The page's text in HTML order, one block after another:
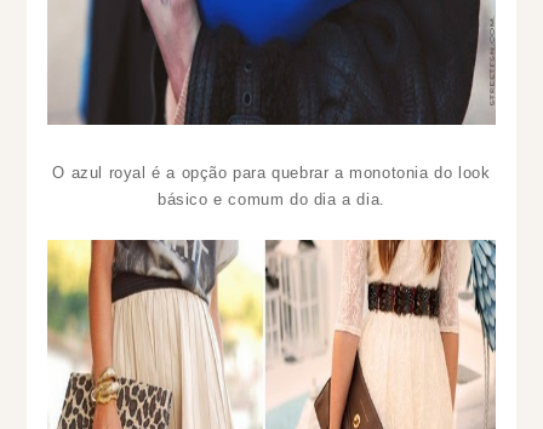
O azul royal é a opção para quebrar a monotonia do look
básico e comum do dia a dia.